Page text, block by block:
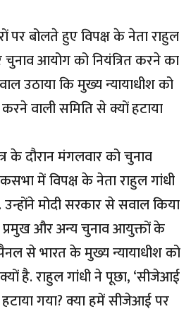
पर बोलते हुए विपक्ष के नेता राहुल
चुनाव आयोग को नियंत्रित करने का
उठाया कि मुख्य न्यायाधीश को
वाली समिति से क्यों हटाया
दौरान मंगलवार को चुनाव
में विपक्ष के नेता राहुल गांधी
उन्होंने मोदी सरकार से सवाल किया
और अन्य चुनाव आयुक्तों के
से भारत के मुख्य न्यायाधीश को
है. राहुल गांधी ने पूछा, ‘सीजेआई
गया? क्या हमें सीजेआई पर